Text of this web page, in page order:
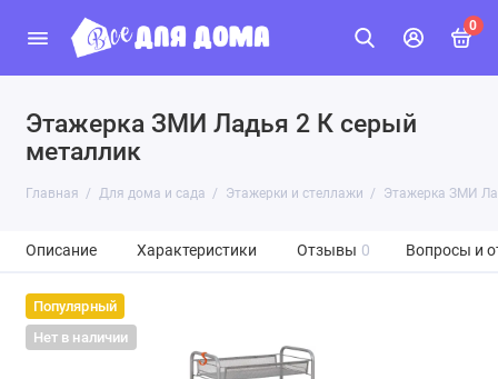
0
Этажерка ЗМИ Ладья 2 К серый
металлик
Главная Для дома и сада Этажерки и стеллажи Этажерка ЗМИ
Описание Характеристики Отзывы 0 Вопросы и
Популярный
Нет в наличии